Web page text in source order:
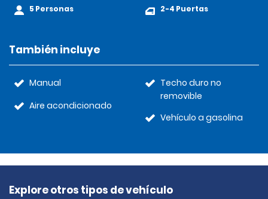
5 Personas 2-4 Puertas
También incluye
Manual
Aire acondicionado
Techo duro no
removible
Vehículo a gasolina
Explore otros tipos de vehículo